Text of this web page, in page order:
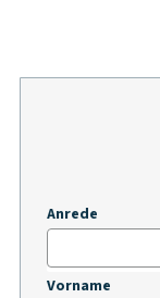
Anrede
Vorname